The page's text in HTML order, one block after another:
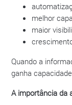
melhor
maior
Quando a
ganha
A importância da